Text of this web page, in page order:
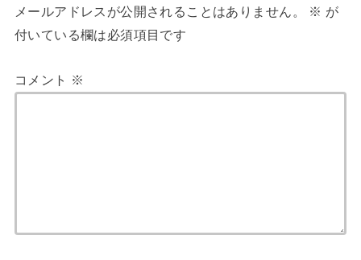
メールアドレスが公開されることはありません。 ※ が
付いている欄は必須項目です
コメント ※